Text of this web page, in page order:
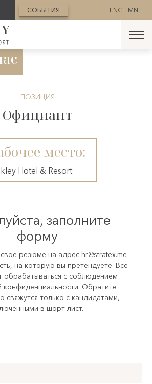
СОБЫТИЯ ENG MNE
ПОЗИЦИЯ
Официант
место:
Hotel & Resort
заполните
форму
резюме на адрес hr@stratex.me
на которую вы претендуете. Все
обрабатываться с соблюдением
конфиденциальности. Обратите
свяжутся только с кандидатами,
в шорт-лист.